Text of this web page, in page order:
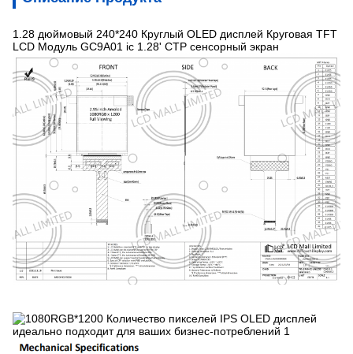
1.28 дюймовый 240*240 Круглый OLED дисплей Круговая TFT
LCD Модуль GC9A01 ic 1.28' CTP сенсорный экран